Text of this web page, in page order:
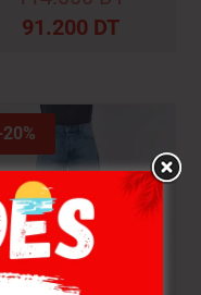
91.200 DT